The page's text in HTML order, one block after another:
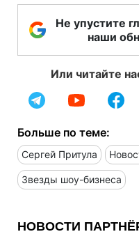
Не упустите
наши
Или читайте
Больше по теме:
Сергей Притула
Звезды шоу-бизнеса